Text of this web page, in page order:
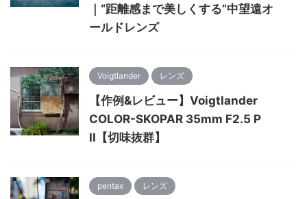
｜“距離感まで美しくする”中望遠オ
ールドレンズ
Voigtlander レンズ
【作例&レビュー】Voigtlander
COLOR-SKOPAR 35mm F2.5 P
II【切味抜群】
pentax レンズ